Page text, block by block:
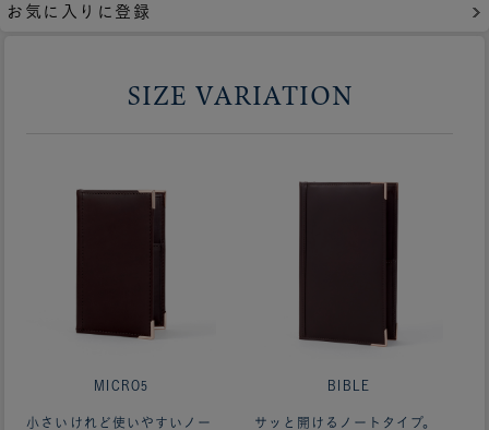
お気に入りに登録
SIZE VARIATION
MICRO5
小さいけれど使いやすいノー
BIBLE
サッと開けるノートタイプ。